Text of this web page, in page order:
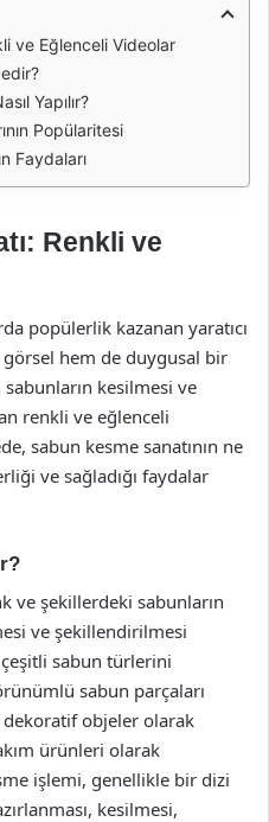
ve Eğlenceli Videolar
Yapılır?
Popülaritesi
Faydaları
Renkli ve
popülerlik kazanan yaratıcı
hem de duygusal bir
kesilmesi ve
renkli ve eğlenceli
sabun kesme sanatının ne
ve sağladığı faydalar
ve şekillerdeki sabunların
ve şekillendirilmesi
çeşitli sabun türlerini
sabun parçaları
objeler olarak
ürünleri olarak
işlemi, genellikle bir dizi
kesilmesi,